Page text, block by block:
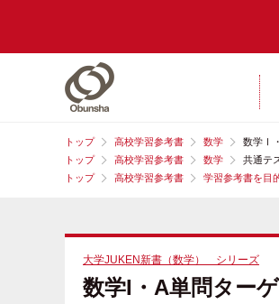
トップ 高校学習参考書 数学
数学Ⅰ
トップ
高校学習参考書 数学
共通テ
トップ
高校学習参考書 学習参考書を目
大学JUKEN新書（数学） シリーズ
数学I・A単問ター